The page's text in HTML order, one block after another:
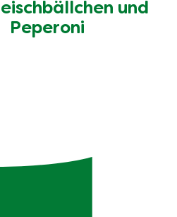
und
Peperoni